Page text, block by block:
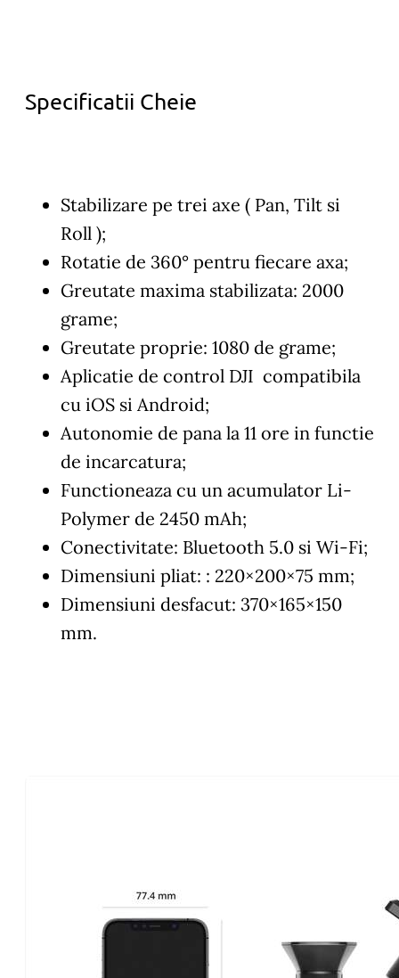
Specificatii Cheie
Stabilizare pe trei axe ( Pan, Tilt si
Roll );
Rotatie de 360° pentru fiecare axa;
Greutate maxima stabilizata: 2000
grame;
Greutate proprie: 1080 de grame;
Aplicatie de control DJI compatibila
cu iOS si Android;
Autonomie de pana la 11 ore in functie
de incarcatura;
Functioneaza cu un acumulator Li-
Polymer de 2450 mAh;
Conectivitate: Bluetooth 5.0 si Wi-Fi;
Dimensiuni pliat: : 220×200×75 mm;
Dimensiuni desfacut: 370×165×150
mm.